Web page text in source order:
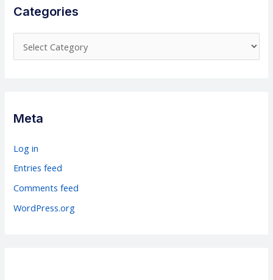
Categories
a
r
i
Meta
Log in
Entries feed
Comments feed
WordPress.org